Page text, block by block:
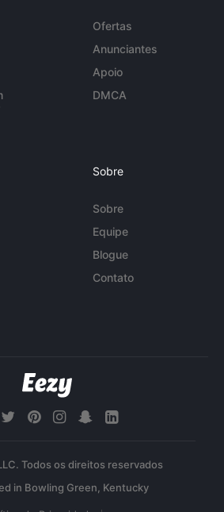
Ofertas
Anunciantes
Apoio
DMCA
Sobre
Sobre
Equipe
Blogue
Contato
Todos os direitos reservados